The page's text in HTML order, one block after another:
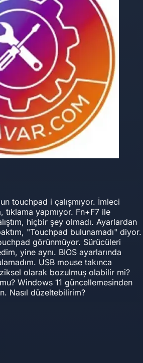
touchpad i çalışmıyor. İmleci
yapmıyor. Fn+F7 ile
hiçbir şey olmadı. Ayarlardan
"Touchpad bulunamadı" diyor.
görünmüyor. Sürücüleri
yine aynı. BIOS ayarlarında
USB mouse takınca
olarak bozulmuş olabilir mi?
Windows 11 güncellemesinden
Nasıl düzeltebilirim?